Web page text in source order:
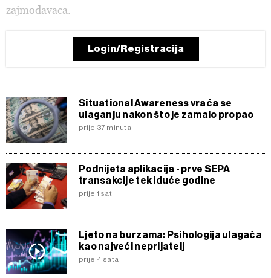
zajmodavaca.
Login/Registracija
Situational Awareness vraća se
ulaganju nakon što je zamalo propao
prije 37 minuta
Podnijeta aplikacija - prve SEPA
transakcije tek iduće godine
prije 1 sat
Ljeto na burzama: Psihologija ulagača
kao najveći neprijatelj
prije 4 sata